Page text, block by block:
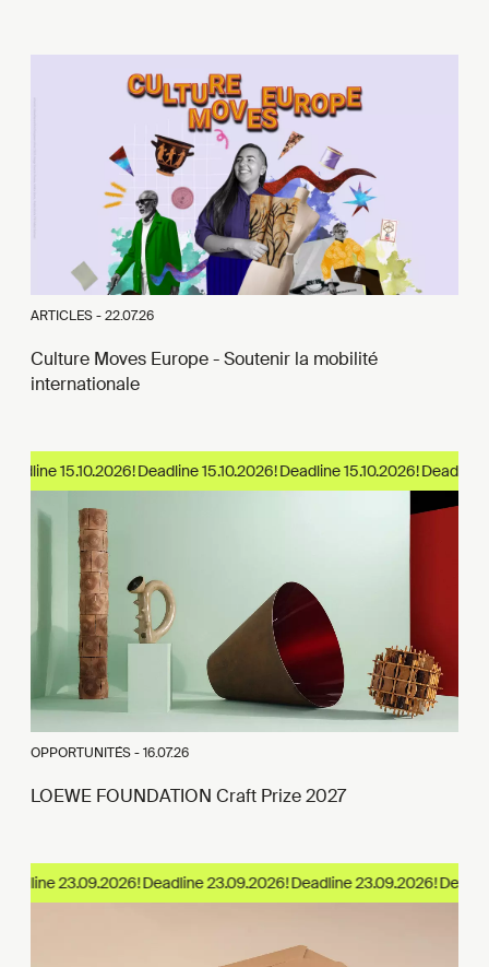
ARTICLES -22.07.26
Culture Moves Europe - Soutenir la mobilité
internationale
15.10.2026!
OPPORTUNITÉS -16.07.26
LOEWE FOUNDATION Craft Prize 2027
23.09.2026!